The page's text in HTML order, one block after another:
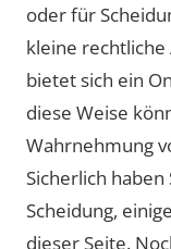
oder für
kleine rechtliche
bietet sich ein
diese Weise
Wahrnehmung
Sicherlich haben
Scheidung,
dieser Seite.